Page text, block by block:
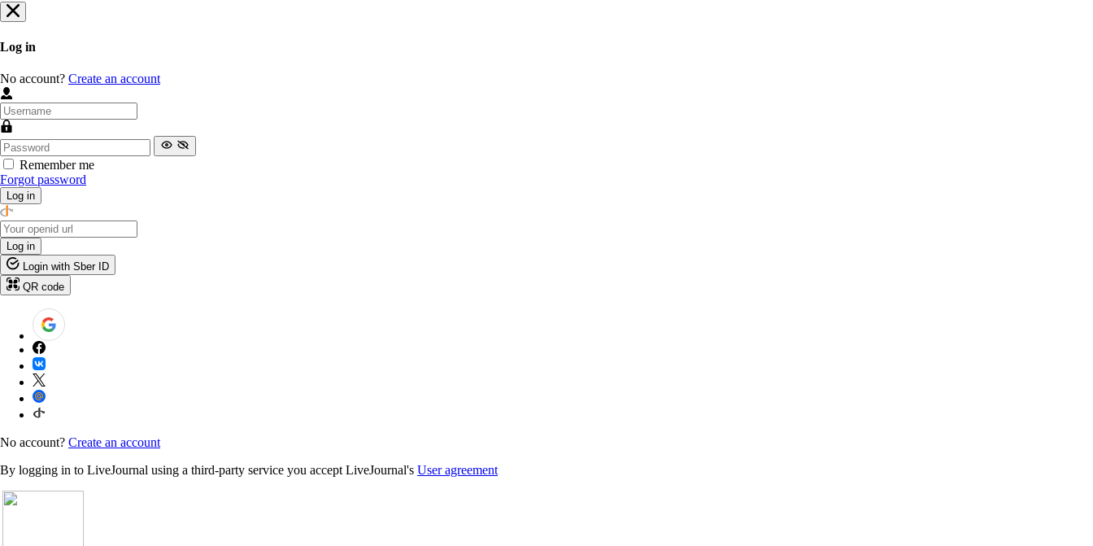
Log in
No account? Create an account
Remember me
Forgot password
Log in
Log in
Login with Sber ID
QR code
No account? Create an account
By logging in to LiveJournal using a third-party service you accept LiveJournal's User agreement